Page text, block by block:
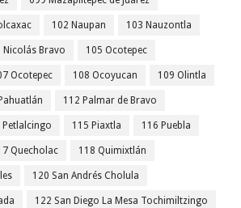
102 Naupan 103 Nauzontla
Nicolás Bravo 105 Ocotepec
Ocotepec 108 Ocoyucan 109 Olintla
112 Palmar de Bravo
Petlalcingo 115 Piaxtla 116 Puebla
Quecholac 118 Quimixtlán
120 San Andrés Cholula
122 San Diego La Mesa Tochimiltzingo